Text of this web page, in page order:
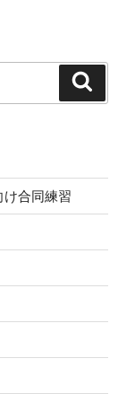
け合同練習